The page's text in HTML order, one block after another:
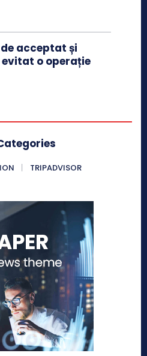
acceptat și
o operație
TRIPADVISOR